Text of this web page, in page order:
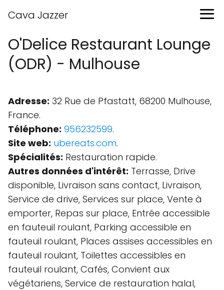
Cava Jazzer
O'Delice Restaurant Lounge
(ODR) - Mulhouse
Adresse: 32 Rue de Pfastatt, 68200 Mulhouse,
France.
Téléphone: 956232599.
Site web: ubereats.com.
Spécialités: Restauration rapide.
Autres données d'intérêt: Terrasse, Drive
disponible, Livraison sans contact, Livraison,
Service de drive, Services sur place, Vente à
emporter, Repas sur place, Entrée accessible
en fauteuil roulant, Parking accessible en
fauteuil roulant, Places assises accessibles en
fauteuil roulant, Toilettes accessibles en
fauteuil roulant, Cafés, Convient aux
végétariens, Service de restauration halal,